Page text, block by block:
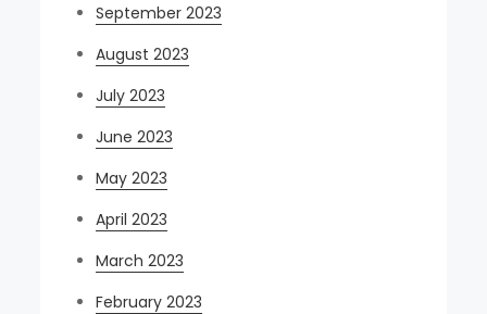
September 2023
August 2023
July 2023
June 2023
May 2023
April 2023
March 2023
February 2023